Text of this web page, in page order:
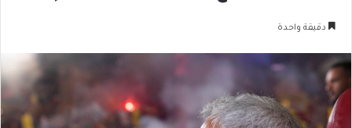
دقيقة واحدة